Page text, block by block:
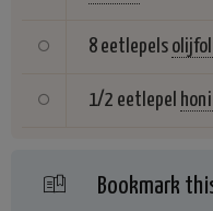
8 eetlepels
1/2 eetlepel
Bookmark